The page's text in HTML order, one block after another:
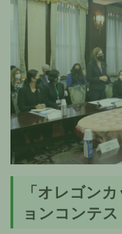
「オレゴン
ョンコンテ